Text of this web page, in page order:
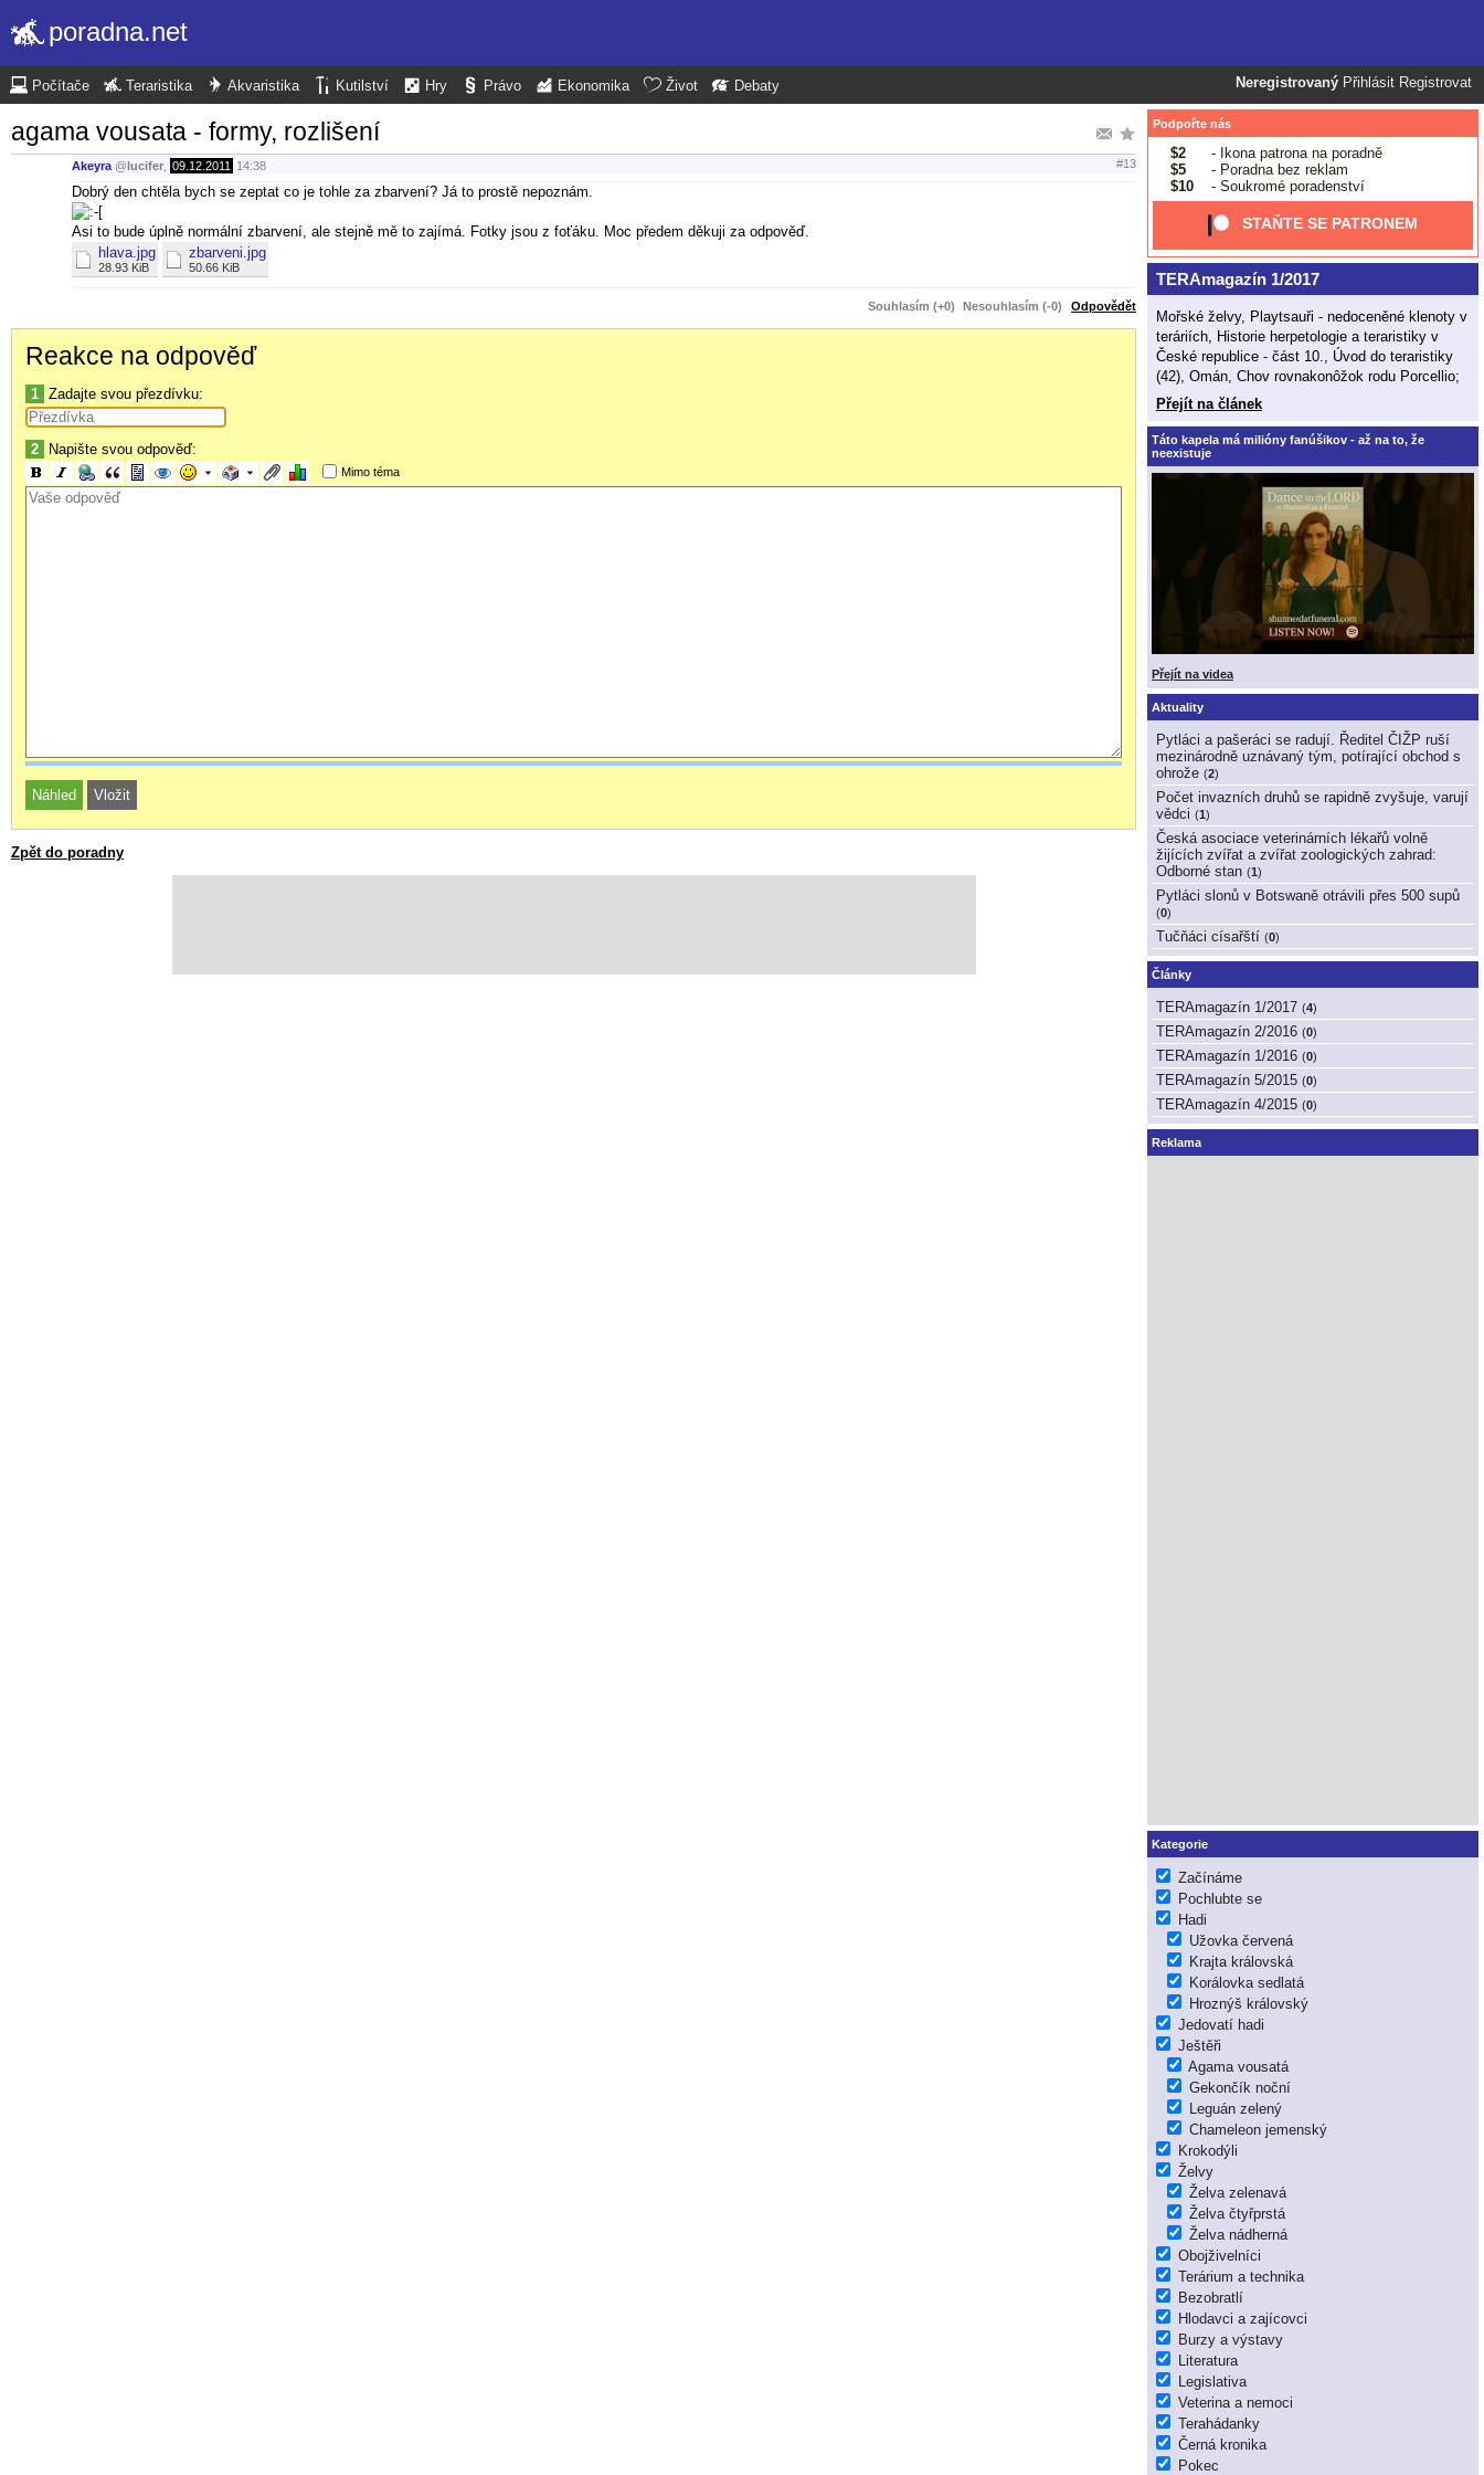
poradna.net
Neregistrovaný Přihlásit Registrovat
Počítače Teraristika Akvaristika Kutilství Hry Právo Ekonomika Život Debaty
agama vousata - formy, rozlišení
Akeyra @lucifer 09.12.2011 14:38 #13
Dobrý den chtěla bych se zeptat co je tohle za zbarvení? Já to prostě nepoznám.
Asi to bude úplně normální zbarvení, ale stejně mě to zajímá. Fotky jsou z foťáku. Moc předem děkuji za odpověď.
hlava.jpg
28.93 KiB
zbarveni.jpg
50.66 KiB
Souhlasím (+0) Nesouhlasím (-0) Odpovědět
Reakce na odpověď
1 Zadajte svou přezdívku:
2 Napište svou odpověď:
Mimo téma
Zpět do poradny
Podpořte nás
$2
- Ikona patrona na poradně
$5
- Poradna bez reklam
$10
- Soukromé poradenství
STAŇTE SE PATRONEM
TERAmagazín 1/2017
Mořské želvy, Playtsauři - nedoceněné klenoty v
teráriích, Historie herpetologie a teraristiky v
České republice - část 10., Úvod do teraristiky
(42), Omán, Chov rovnakonôžok rodu Porcellio;
Přejít na článek
Táto kapela má milióny fanúšikov - až na to, že
neexistuje
Přejít na videa
Aktuality
Pytláci a pašeráci se radují. Ředitel ČIŽP ruší
mezinárodně uznávaný tým, potírající obchod s
ohrože (2)
Počet invazních druhů se rapidně zvyšuje, varují
vědci (1)
Česká asociace veterinárních lékařů volně
žijících zvířat a zvířat zoologických zahrad:
Odborné stan (1)
Pytláci slonů v Botswaně otrávili přes 500 supů
(0)
Tučňáci císařští (0)
Články
TERAmagazín 1/2017 (4)
TERAmagazín 2/2016 (0)
TERAmagazín 1/2016 (0)
TERAmagazín 5/2015 (0)
TERAmagazín 4/2015 (0)
Reklama
Kategorie
Začínáme
Pochlubte se
Hadi
Užovka červená
Krajta královská
Korálovka sedlatá
Hroznýš královský
Jedovatí hadi
Ještěři
Agama vousatá
Gekončík noční
Leguán zelený
Chameleon jemenský
Krokodýli
Želvy
Želva zelenavá
Želva čtyřprstá
Želva nádherná
Obojživelníci
Terárium a technika
Bezobratlí
Hlodavci a zajícovci
Burzy a výstavy
Literatura
Legislativa
Veterina a nemoci
Terahádanky
Černá kronika
Pokec